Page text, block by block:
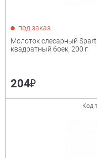
35 мм
под заказ
Молоток слесарный
квадратный боек, 200 г
204₽
Код